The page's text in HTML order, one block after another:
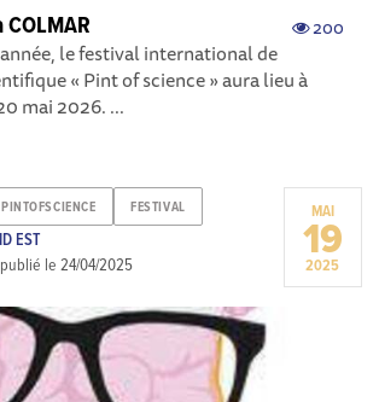
200
le festival international de
« Pint of science » aura lieu à
mai 2026. ...
PINTOFSCIENCE FESTIVAL
EST
publié le24/04/2025
MAI
19
2025